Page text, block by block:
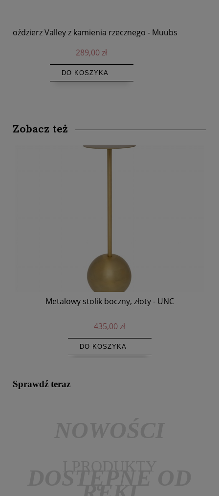
Taca Valley z kamienia rzecznego - Muubs
299,00 zł
DO KOSZYKA
Zobacz też
Metalowy stolik boczny, złoty - UNC
435,00 zł
DO KOSZYKA
Sprawdź teraz